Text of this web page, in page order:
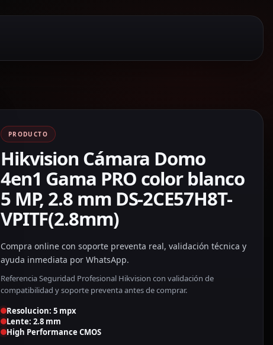
PRODUCTO
Hikvision Cámara Domo
4en1 Gama PRO color blanco
5 MP, 2.8 mm DS-2CE57H8T-
VPITF(2.8mm)
Compra online con soporte preventa real, validación técnica y
ayuda inmediata por WhatsApp.
Referencia Seguridad Profesional Hikvision con validación de
compatibilidad y soporte preventa antes de comprar.
Resolucion: 5 mpx
Lente: 2.8 mm
High Performance CMOS